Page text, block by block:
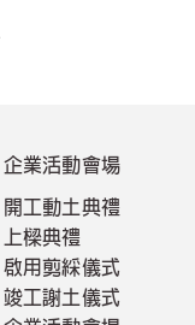
企業活動會場
開工動土典禮
上樑典禮
啟用剪綵儀式
竣工謝土儀式